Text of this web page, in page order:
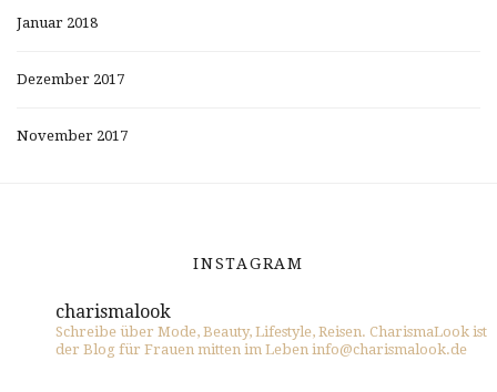
Januar 2018
Dezember 2017
November 2017
INSTAGRAM
charismalook
Schreibe über Mode, Beauty, Lifestyle, Reisen. CharismaLook ist
der Blog für Frauen mitten im Leben info@charismalook.de